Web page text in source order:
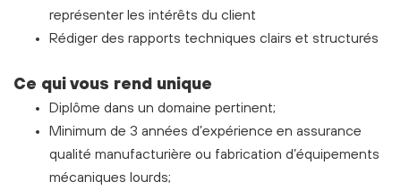
représenter les intérêts du client
Rédiger des rapports techniques clairs et structurés
Ce qui vous rend unique
Diplôme dans un domaine pertinent;
Minimum de 3 années d’expérience en assurance
qualité manufacturière ou fabrication d’équipements
mécaniques lourds;